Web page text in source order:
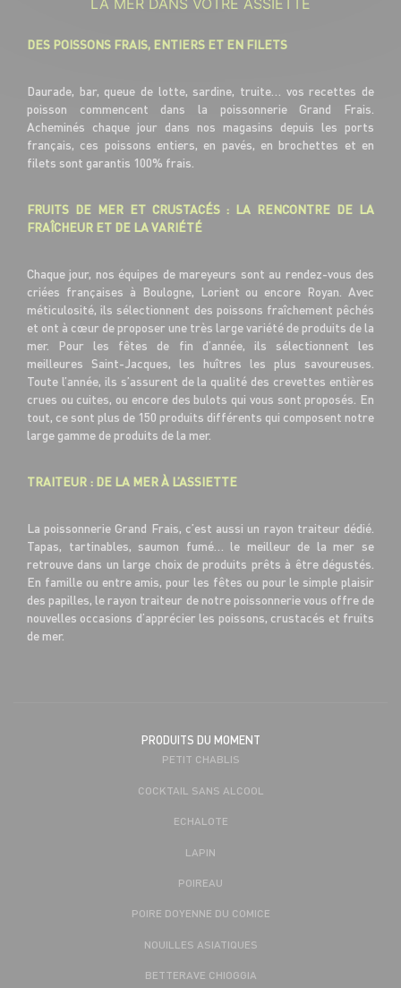
LA MER DANS VOTRE ASSIETTE
DES POISSONS FRAIS, ENTIERS ET EN FILETS
Daurade, bar, queue de lotte, sardine, truite… vos recettes de
poisson commencent dans la poissonnerie Grand Frais.
Acheminés chaque jour dans nos magasins depuis les ports
français, ces poissons entiers, en pavés, en brochettes et en
filets sont garantis 100% frais.
FRUITS DE MER ET CRUSTACÉS : LA RENCONTRE DE LA
FRAÎCHEUR ET DE LA VARIÉTÉ
Chaque jour, nos équipes de mareyeurs sont au rendez-vous des
criées françaises à Boulogne, Lorient ou encore Royan. Avec
méticulosité, ils sélectionnent des poissons fraîchement pêchés
et ont à cœur de proposer une très large variété de produits de la
mer. Pour les fêtes de fin d’année, ils sélectionnent les
meilleures Saint-Jacques, les huîtres les plus savoureuses.
Toute l’année, ils s’assurent de la qualité des crevettes entières
crues ou cuites, ou encore des bulots qui vous sont proposés. En
tout, ce sont plus de 150 produits différents qui composent notre
large gamme de produits de la mer.
TRAITEUR : DE LA MER À L’ASSIETTE
La poissonnerie Grand Frais, c’est aussi un rayon traiteur dédié.
Tapas, tartinables, saumon fumé… le meilleur de la mer se
retrouve dans un large choix de produits prêts à être dégustés.
En famille ou entre amis, pour les fêtes ou pour le simple plaisir
des papilles, le rayon traiteur de notre poissonnerie vous offre de
nouvelles occasions d’apprécier les poissons, crustacés et fruits
de mer.
PRODUITS DU MOMENT
PETIT CHABLIS
COCKTAIL SANS ALCOOL
ECHALOTE
LAPIN
POIREAU
POIRE DOYENNE DU COMICE
NOUILLES ASIATIQUES
BETTERAVE CHIOGGIA